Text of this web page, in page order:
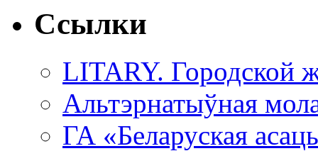
Ссылки
LITARY. Городской
Альтэрнатыўная
ГА «Беларуская